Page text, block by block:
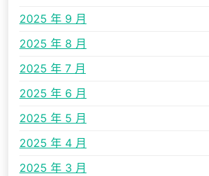
2025 年 9 月
2025 年 8 月
2025 年 7 月
2025 年 6 月
2025 年 5 月
2025 年 4 月
2025 年 3 月